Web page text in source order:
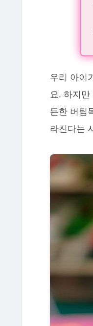
우리 아이
요. 하지
든한 버팀
라진다는